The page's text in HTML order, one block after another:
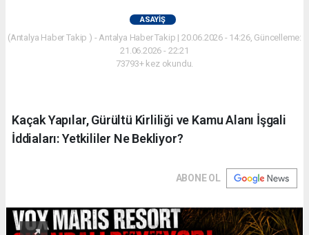
ASAYIŞ
(Antalya Haber Takip ) - Antalya Haber Takip | 20.06.2026 - 14:26, Güncelleme:
21.06.2026 - 22:21
73793+ kez okundu.
Kaçak Yapılar, Gürültü Kirliliği ve Kamu Alanı İşgali
İddiaları: Yetkililer Ne Bekliyor?
ABONE OL